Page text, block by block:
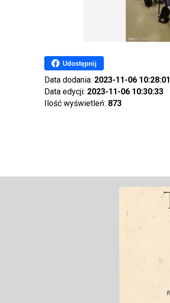
Udostępnij
Data dodania: 2023-11-06 10:28:01
Data edycji: 2023-11-06 10:30:33
Ilość wyświetleń: 873